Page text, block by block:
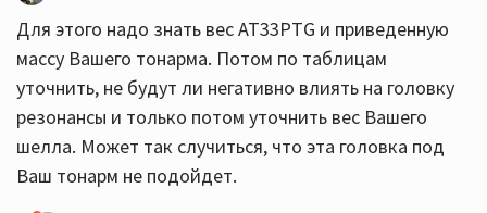
Для этого надо знать вес AT33PTG и приведенную
массу Вашего тонарма. Потом по таблицам
уточнить, не будут ли негативно влиять на головку
резонансы и только потом уточнить вес Вашего
шелла. Может так случиться, что эта головка под
Ваш тонарм не подойдет.